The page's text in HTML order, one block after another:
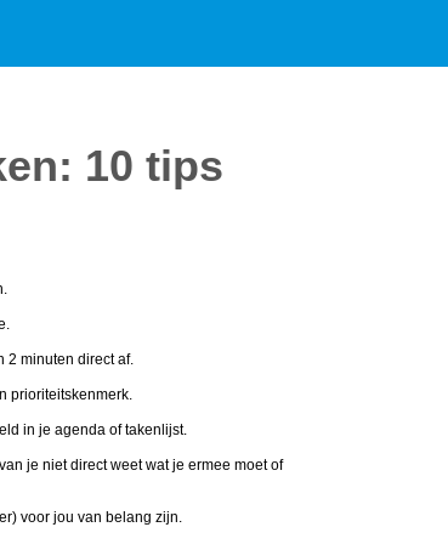
10 tips
2 minuten direct af.
prioriteitskenmerk.
in je agenda of takenlijst.
je niet direct weet wat je ermee moet of
voor jou van belang zijn.